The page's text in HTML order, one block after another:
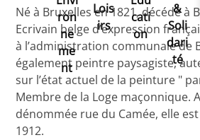
ron
ne
me
nt
Lois
irs
cati
on
&
Soli
dari
té
Né à Bruxelles en 1821, décédé à
Ecrivain belge d’expression
à l’administration communale de
également peintre paysagiste,
sur l’état actuel de la peinture "
Membre de la Loge maçonnique.
dénommée rue du Camée, elle
1912.